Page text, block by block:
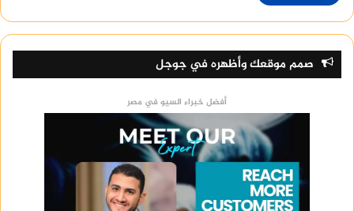
صمم موقعك وأظهره في جوجل
أفضل خبراء السيو في مصر